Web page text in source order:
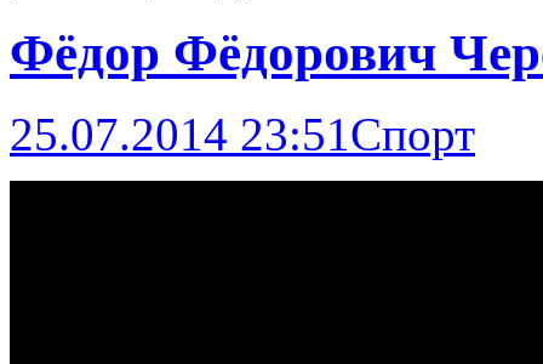
Фёдор Фёдорович
25.07.2014 23:51Спорт